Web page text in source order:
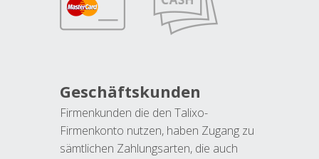
Geschäftskunden
Firmenkunden die den Talixo-
Firmenkonto nutzen, haben Zugang zu
sämtlichen Zahlungsarten, die auch